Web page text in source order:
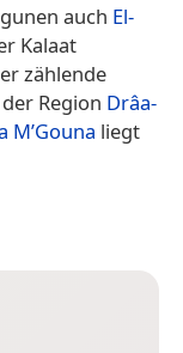
auch El-
Kalaat
zählende
Region Drâa-
M’Gouna liegt